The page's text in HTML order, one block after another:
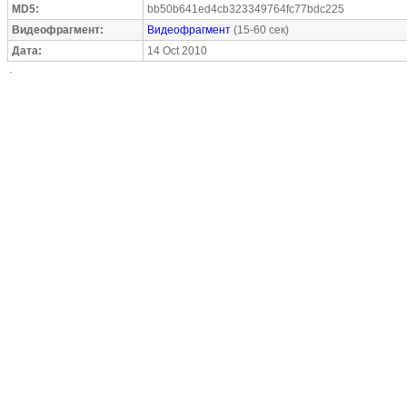
MD5:
bb50b641ed4cb323349764fc77bdc225
Видеофрагмент:
Видеофрагмент (15-60 сек)
Дата:
14 Oct 2010